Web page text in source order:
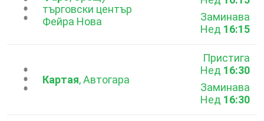
...търговски център
Фейра Нова
Заминава
Нед 16:15
...Картая, Автогара
Пристига
Нед 16:30
Заминава
Нед 16:30